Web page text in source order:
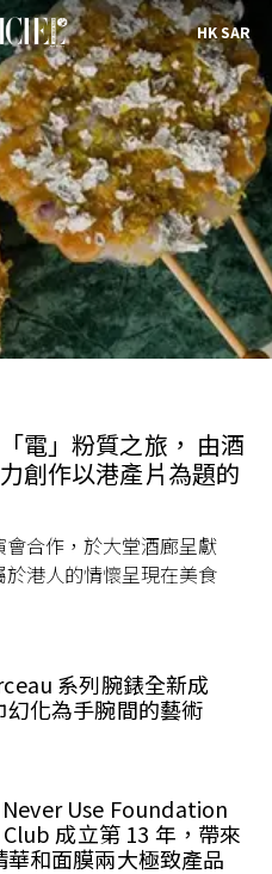
HK SAR
電」粉質之旅， 由酒
創作以港產片為題的
合作，於大堂酒廊呈獻
於港人的情懷呈現在美食
系列腕錶全新成
幻化為手腕間的藝術
Use Foundation
成立第 13 年，帶來
華和面膜兩大極致產品